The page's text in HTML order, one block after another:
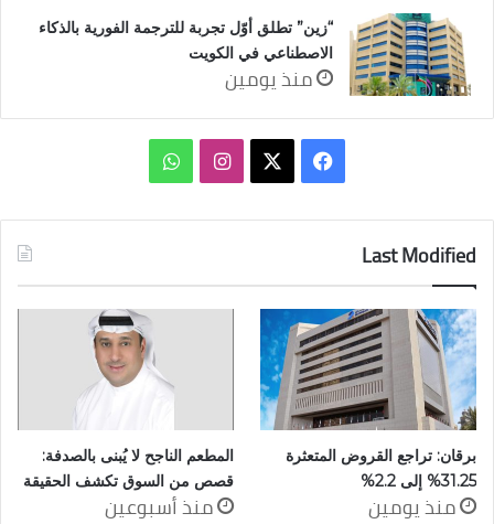
“زين” تطلق أوّل تجربة للترجمة الفورية بالذكاء
الاصطناعي في الكويت
منذ يومين
فيسبوك انستقرامواتساب
Last Modified
برقان: تراجع القروض المتعثرة
31.25% إلى 2.2%
منذ يومين
المطعم الناجح لا يُبنى بالصدفة:
قصص من السوق تكشف الحقيقة
منذ أسبوعين